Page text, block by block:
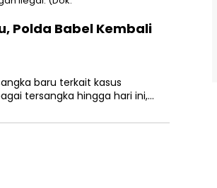
Polda Babel Kembali
baru terkait kasus
tersangka hingga hari ini,…